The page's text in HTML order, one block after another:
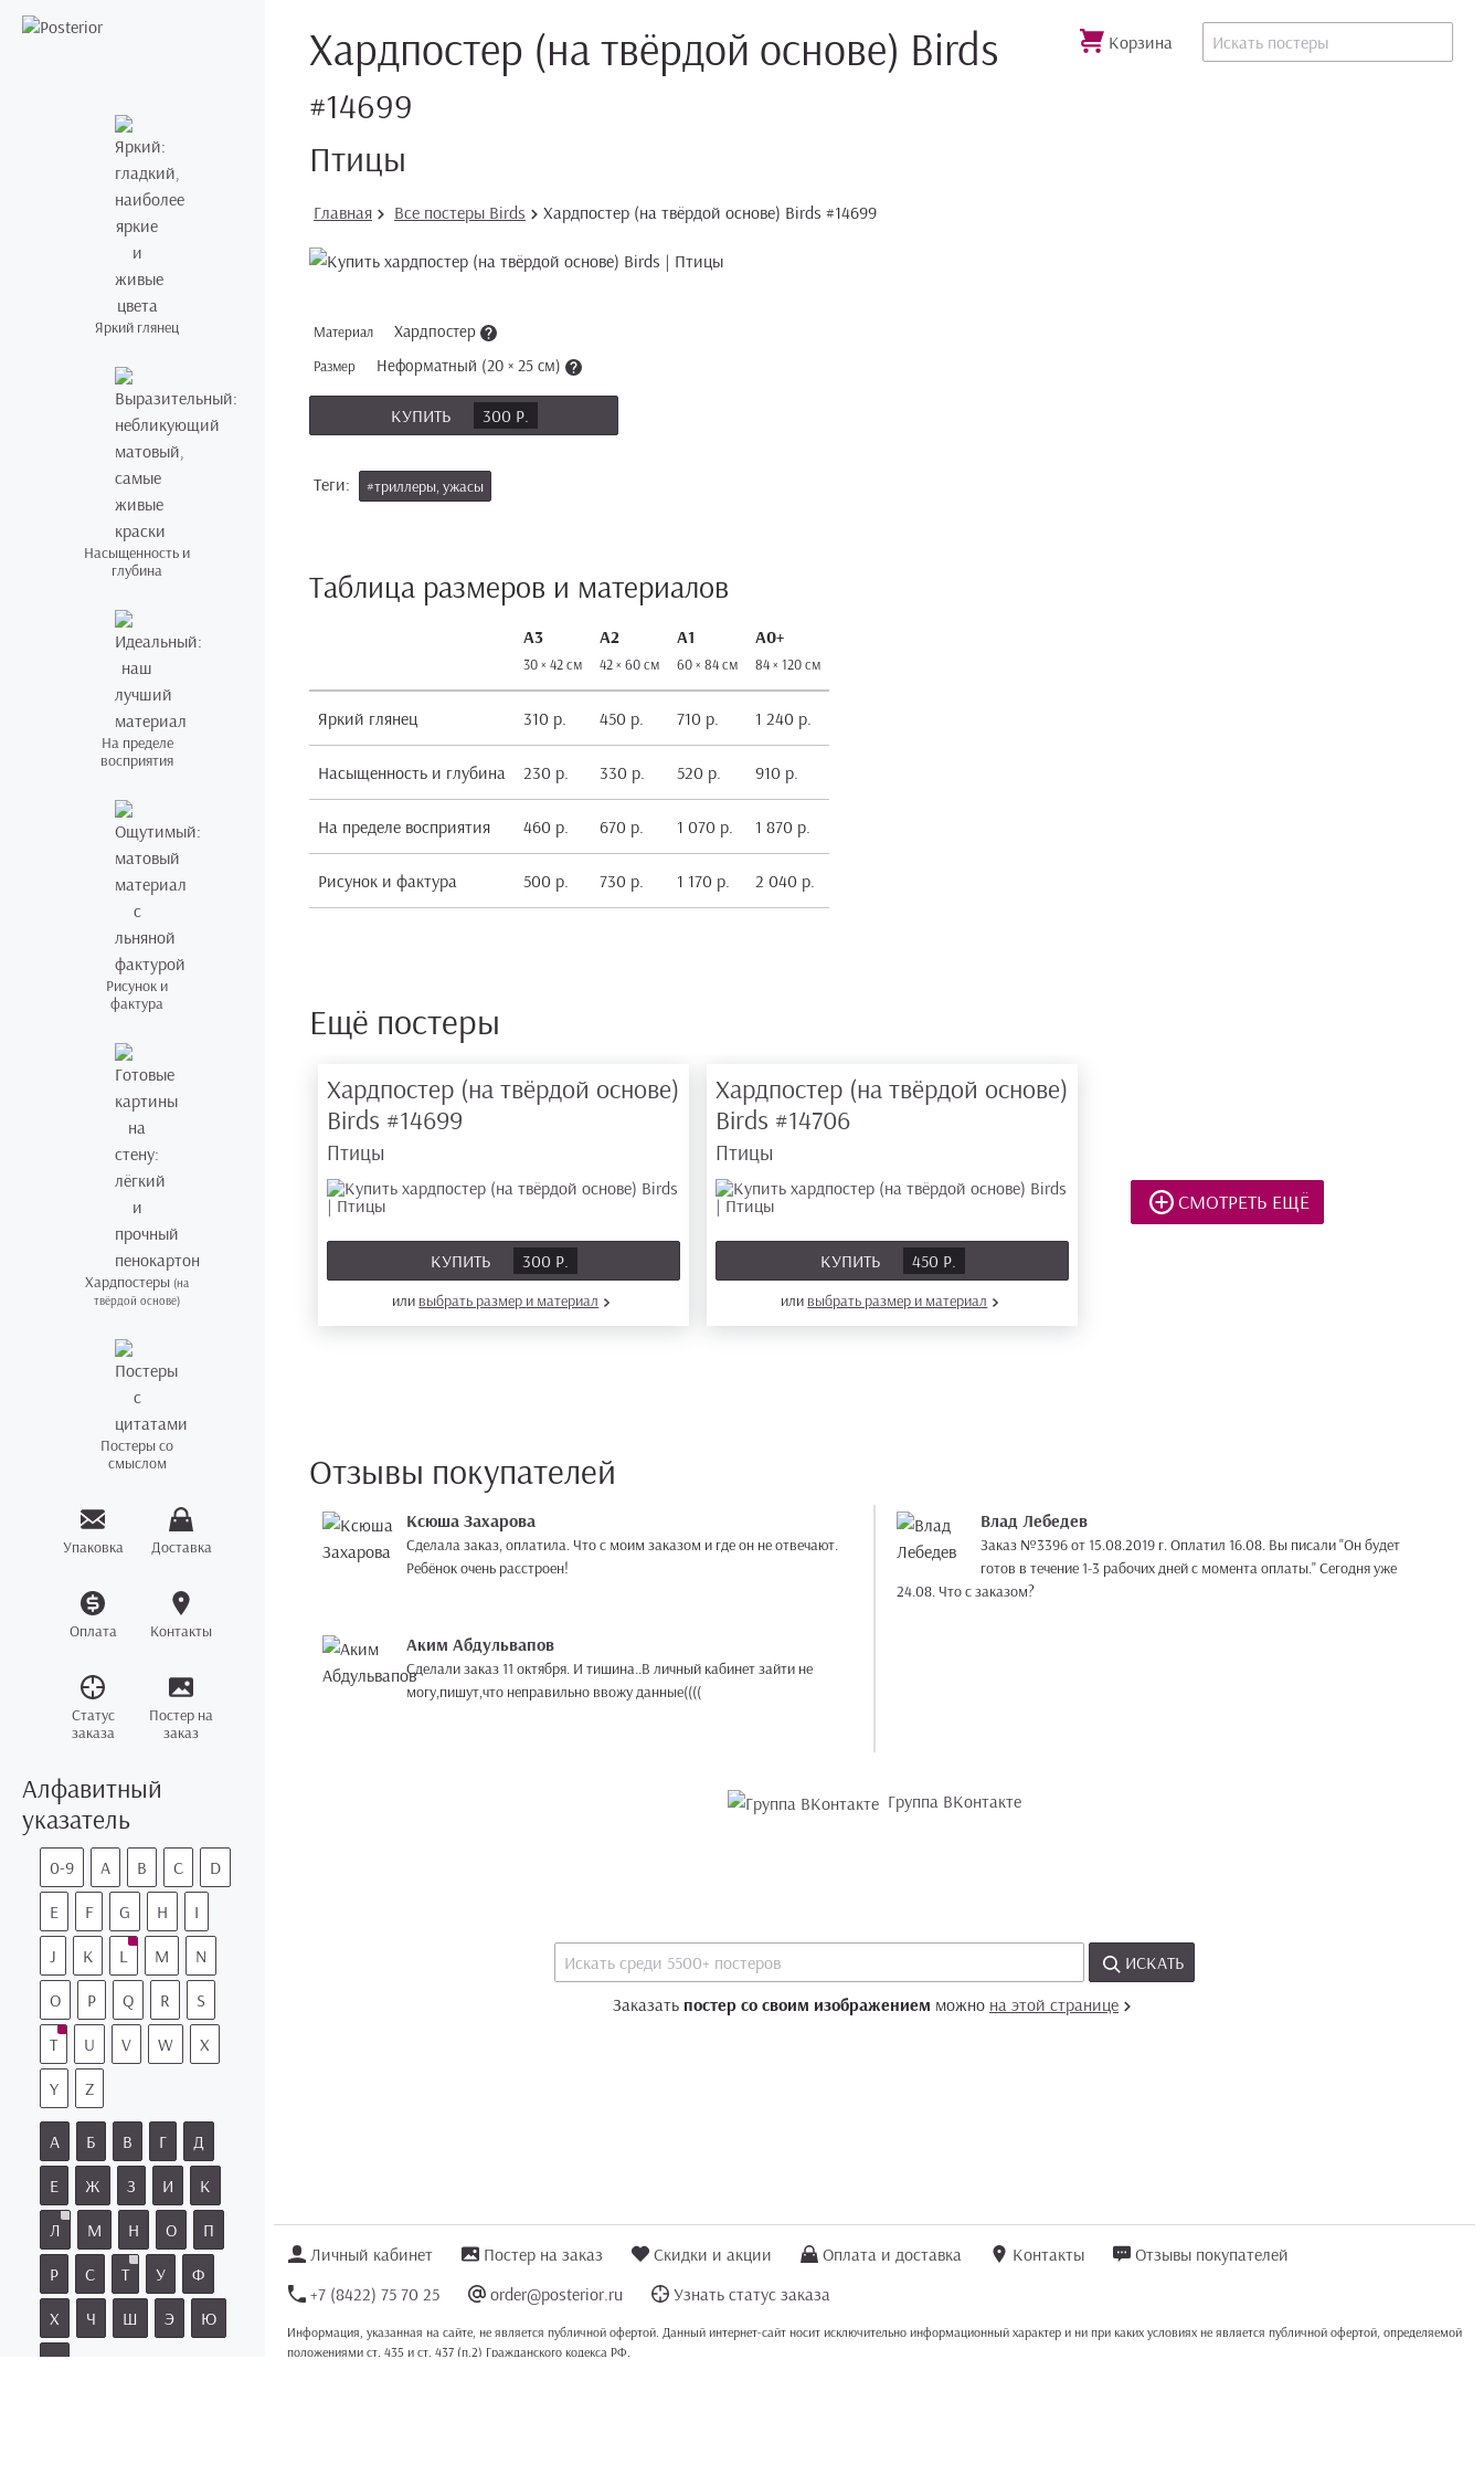
Корзина
Яркий глянец
Насыщенность и
глубина
На пределе
восприятия
Рисунок и
фактура
Хардпостеры (на
твёрдой основе)
Постеры со
смыслом
Упаковка Доставка
Оплата Контакты
Статус
заказа
Постер на
заказ
Алфавитный
указатель
0-9 A B C
D
E
F G H
I
J
K L M
N
O
P Q R
S
T
U V W
X
Y
Z
А Б В Г
Д
Е
Ж З И
К
Л
М Н О
П
Р
С Т У
Ф
Х
Ч Ш Э
Ю
Я
Хардпостер (на твёрдой основе) Birds
#14699
Птицы
Главная Все постеры Birds Хардпостер (на твёрдой основе) Birds #14699
Материал Хардпостер
Размер Неформатный (20 × 25 см)
КУПИТЬ 300 Р.
Теги: #триллеры, ужасы
Таблица размеров и материалов
А3
30 × 42 см
А2
42 × 60 см
А1
60 × 84 см
А0+
84 × 120 см
Яркий глянец 310 р. 450 р. 710 р. 1 240 р.
Насыщенность и глубина 230 р. 330 р. 520 р. 910 р.
На пределе восприятия 460 р. 670 р. 1 070 р. 1 870 р.
Рисунок и фактура 500 р. 730 р. 1 170 р. 2 040 р.
Ещё постеры
Хардпостер (на твёрдой основе)
Birds #14699
Птицы
КУПИТЬ 300 Р.
или выбрать размер и материал
Хардпостер (на твёрдой основе)
Birds #14706
Птицы
КУПИТЬ 450 Р.
или выбрать размер и материал
СМОТРЕТЬ ЕЩЁ
Отзывы покупателей
Ксюша Захарова
Сделала заказ, оплатила. Что с моим заказом и где он не отвечают.
Ребёнок очень расстроен!
Аким Абдульвапов
Сделали заказ 11 октября. И тишина..В личный кабинет зайти не
могу,пишут,что неправильно ввожу данные((((
Влад Лебедев
Заказ №3396 от 15.08.2019 г. Оплатил 16.08. Вы писали "Он будет
готов в течение 1-3 рабочих дней с момента оплаты." Сегодня уже
24.08. Что с заказом?
Группа ВКонтакте
ИСКАТЬ
Заказать постер со своим изображением можно на этой странице
Личный кабинет Постер на заказ Скидки и акции Оплата и доставка Контакты
Отзывы покупателей
+7 (8422) 75 70 25
order@posterior.ru Узнать статус заказа
Информация, указанная на сайте, не является публичной офертой. Данный интернет-сайт носит исключительно информационный характер и ни при каких условиях не является публичной офертой, определяемой
положениями ст. 435 и ст. 437 (п.2) Гражданского кодекса РФ.